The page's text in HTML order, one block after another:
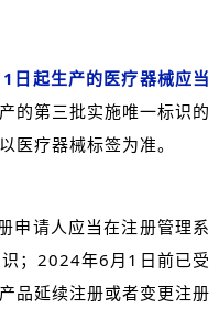
日起生产的医疗器械应当
的第三批实施唯一标识的
医疗器械标签为准。
申请人应当在注册管理系
；2024年6月1日前已受
品延续注册或者变更注册